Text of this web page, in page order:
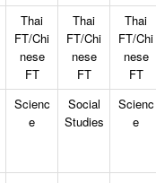
Thai
FT/Chi
nese
FT
Thai
FT/Chi
nese
FT
Thai
FT/Chi
nese
FT
Scienc
e
Social
Studies
Scienc
e